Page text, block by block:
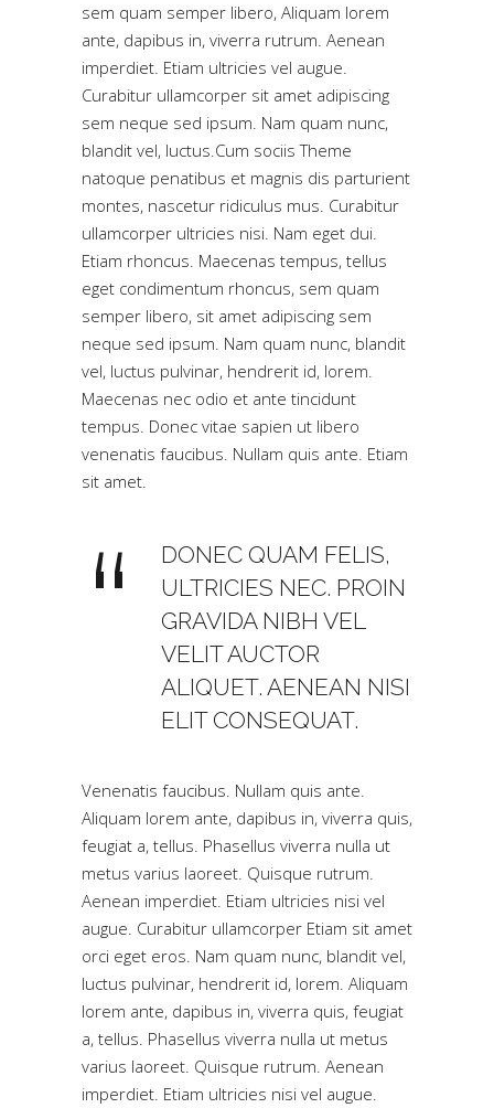
sem quam semper libero, Aliquam lorem
ante, dapibus in, viverra rutrum. Aenean
imperdiet. Etiam ultricies vel augue.
Curabitur ullamcorper sit amet adipiscing
sem neque sed ipsum. Nam quam nunc,
blandit vel, luctus.Cum sociis Theme
natoque penatibus et magnis dis parturient
montes, nascetur ridiculus mus. Curabitur
ullamcorper ultricies nisi. Nam eget dui.
Etiam rhoncus. Maecenas tempus, tellus
eget condimentum rhoncus, sem quam
semper libero, sit amet adipiscing sem
neque sed ipsum. Nam quam nunc, blandit
vel, luctus pulvinar, hendrerit id, lorem.
Maecenas nec odio et ante tincidunt
tempus. Donec vitae sapien ut libero
venenatis faucibus. Nullam quis ante. Etiam
sit amet.
DONEC QUAM FELIS,
ULTRICIES NEC. PROIN
GRAVIDA NIBH VEL
VELIT AUCTOR
ALIQUET. AENEAN NISI
ELIT CONSEQUAT.
Venenatis faucibus. Nullam quis ante.
Aliquam lorem ante, dapibus in, viverra quis,
feugiat a, tellus. Phasellus viverra nulla ut
metus varius laoreet. Quisque rutrum.
Aenean imperdiet. Etiam ultricies nisi vel
augue. Curabitur ullamcorper Etiam sit amet
orci eget eros. Nam quam nunc, blandit vel,
luctus pulvinar, hendrerit id, lorem. Aliquam
lorem ante, dapibus in, viverra quis, feugiat
a, tellus. Phasellus viverra nulla ut metus
varius laoreet. Quisque rutrum. Aenean
imperdiet. Etiam ultricies nisi vel augue.